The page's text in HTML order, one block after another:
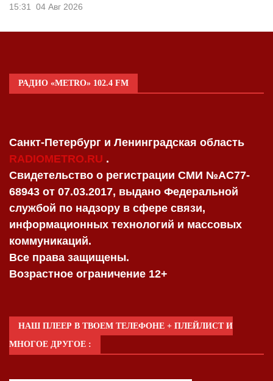
15:31
04 Авг 2026
РАДИО «METRO» 102.4 FM
Санкт-Петербург и Ленинградская область
RADIOMETRO.RU .
Свидетельство о регистрации СМИ №AC77-
68943 от 07.03.2017, выдано Федеральной
службой по надзору в сфере связи,
информационных технологий и массовых
коммуникаций.
Все права защищены.
Возрастное ограничение 12+
НАШ ПЛЕЕР В ТВОЕМ ТЕЛЕФОНЕ + ПЛЕЙЛИСТ И
МНОГОЕ ДРУГОЕ :